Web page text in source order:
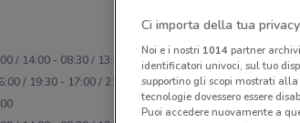
/ 14:00 - 08:30 / 13:30 - 08:30 / 13:30
/ 19:30 - 17:00 / 21:00 - 17:00 /
Ci importa della tua privacy
Noi e i nostri 1014partner
identificatori univoci, sul tuo
supportino gli scopi mostrati
tecnologie dovessero essere
Puoi accedere nuovamente a